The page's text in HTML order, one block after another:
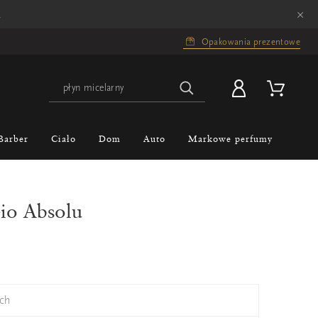
×
Opakowania prezentowe
Ciało Dom Auto Markowe perfumy
Absolu